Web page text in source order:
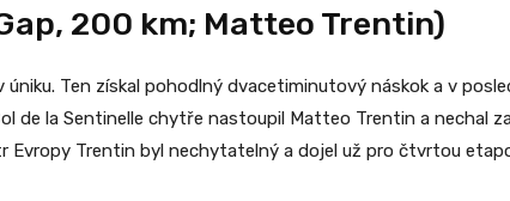
200 km; Matteo Trentin)
úniku. Ten získal pohodlný dvacetiminutový náskok a v
la Sentinelle chytře nastoupil Matteo Trentin a nechal
Evropy Trentin byl nechytatelný a dojel už pro čtvrtou